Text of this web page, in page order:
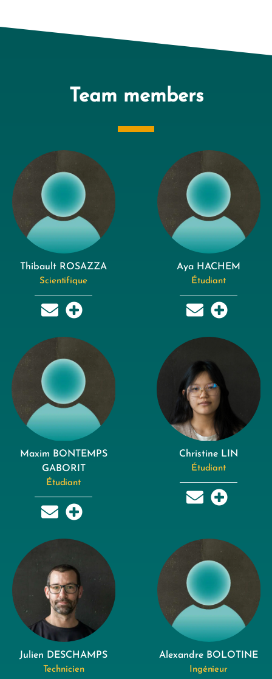
Team members
Thibault ROSAZZA
Scientifique
Aya HACHEM
Étudiant
Maxim BONTEMPS
GABORIT
Étudiant
Christine LIN
Étudiant
Julien DESCHAMPS
Technicien
Alexandre BOLOTINE
Ingénieur